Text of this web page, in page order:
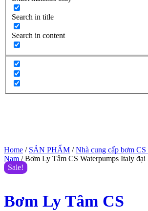
Search in title
Search in content
Home / SẢN PHẨM /Nhà cung cấp bơm
Nam / Bơm Ly Tâm CS Waterpumps Italy
Sale!
Bơm Ly Tâm CS